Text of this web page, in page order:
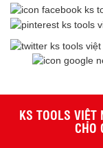
KS TOOLS VIỆT
CHO